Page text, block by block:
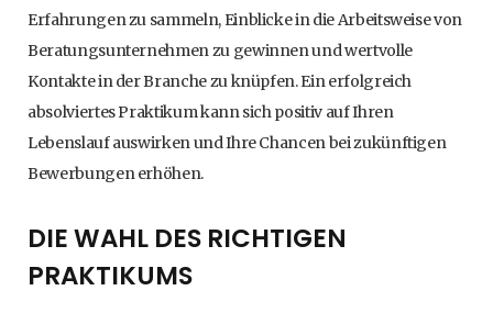
Erfahrungen zu sammeln, Einblicke in die Arbeitsweise von
Beratungsunternehmen zu gewinnen und wertvolle
Kontakte in der Branche zu knüpfen. Ein erfolgreich
absolviertes Praktikum kann sich positiv auf Ihren
Lebenslauf auswirken und Ihre Chancen bei zukünftigen
Bewerbungen erhöhen.
DIE WAHL DES RICHTIGEN
PRAKTIKUMS